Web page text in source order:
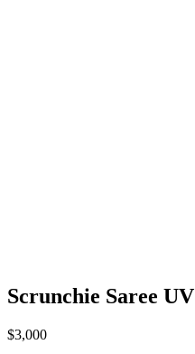
Scrunchie Saree UV
$3,000